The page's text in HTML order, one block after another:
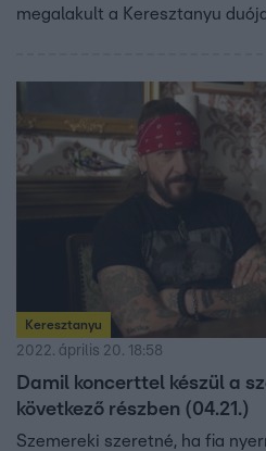
megalakult a Keresztanyu
Keresztanyu
2022. április 20. 18:58
Damil koncerttel készül a
következő részben (04.21.)
Szemereki szeretné, ha fia